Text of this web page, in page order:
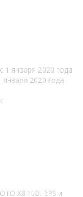
2020 года